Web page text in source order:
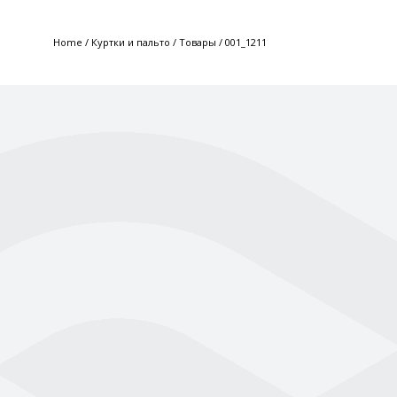
Home / Куртки и пальто / Товары / 001_1211